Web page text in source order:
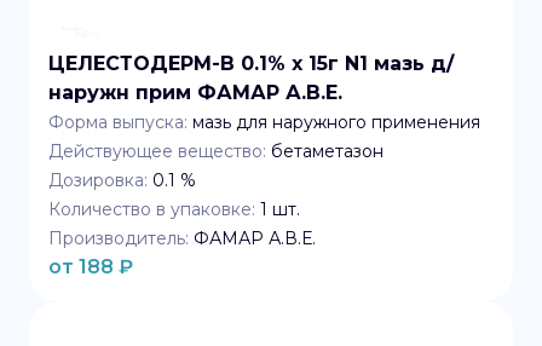
ЦЕЛЕСТОДЕРМ-В 0.1% x 15г N1 мазь д/
наружн прим ФАМАР А.В.Е.
Форма выпуска: мазь для наружного применения
Действующее вещество: бетаметазон
Дозировка: 0.1 %
Количество в упаковке: 1 шт.
Производитель: ФАМАР А.В.Е.
от 188 ₽